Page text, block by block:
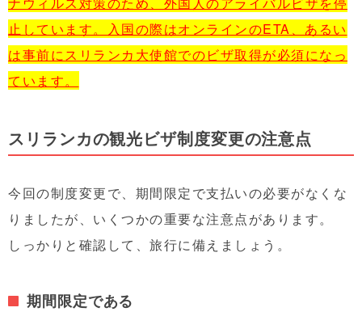
止しています。入国の際はオンラインのETA、あるい
は事前にスリランカ大使館でのビザ取得が必須になっ
ています。
スリランカの観光ビザ制度変更の注意点
今回の制度変更で、期間限定で支払いの必要がなくな
りましたが、いくつかの重要な注意点があります。
しっかりと確認して、旅行に備えましょう。
期間限定である